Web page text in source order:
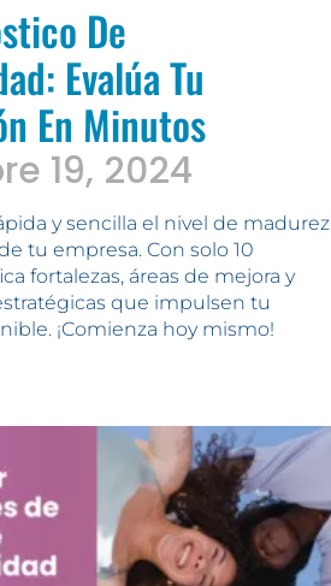
De
Evalúa Tu
En Minutos
19, 2024
y sencilla el nivel de madurez
tu empresa. Con solo 10
fortalezas, áreas de mejora y
que impulsen tu
¡Comienza hoy mismo!